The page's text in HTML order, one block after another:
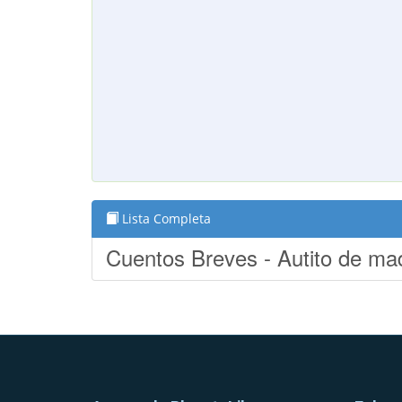
Lista Completa
Cuentos Breves - Autito de